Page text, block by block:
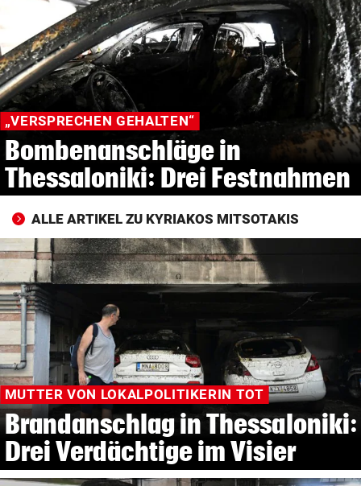
© Krone Multimedia GmbH & Co KG 2026
Muthgasse 2, 1190 Wien
„VERSPRECHEN GEHALTEN“
Bombenanschläge in
Thessaloniki: Drei Festnahmen
ALLE ARTIKEL ZU KYRIAKOS MITSOTAKIS
MUTTER VON LOKALPOLITIKERIN TOT
Brandanschlag in Thessaloniki:
Drei Verdächtige im Visier